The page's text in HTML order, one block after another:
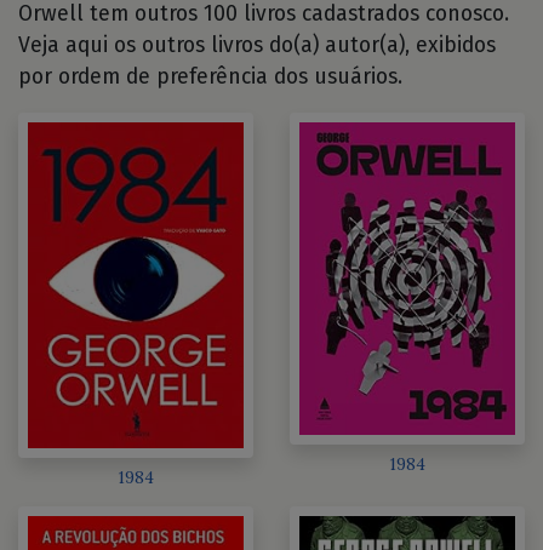
Orwell tem outros 100 livros cadastrados conosco.
Veja aqui os outros livros do(a) autor(a), exibidos
por ordem de preferência dos usuários.
1984
1984